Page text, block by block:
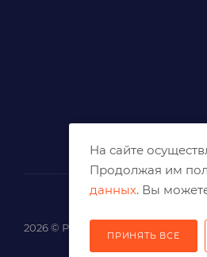
2026 © Решения для
На сайте
Продолжая им
данных. Вы
ПРИНЯТЬ ВСЕ